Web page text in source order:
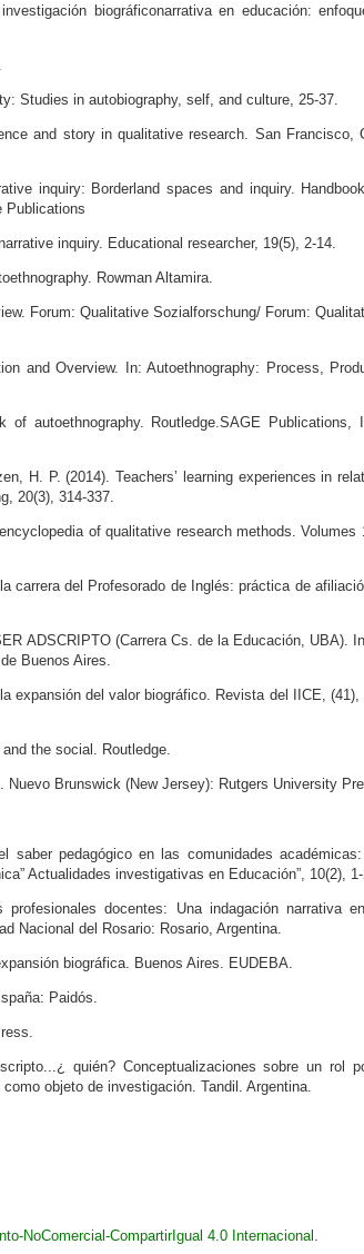
biográficonarrativa en educación:
Studies in autobiography, self, and culture, 25-37.
and story in qualitative research. San Francisco,
inquiry: Borderland spaces and inquiry.
Publications
inquiry. Educational researcher, 19(5), 2-14.
Rowman Altamira.
Forum: Qualitative Sozialforschung/ Forum:
and Overview. In: Autoethnography: Process,
autoethnography. Routledge.SAGE Publications,
H. P. (2014). Teachers’ learning experiences in
20(3), 314-337.
of qualitative research methods. Volumes
carrera del Profesorado de Inglés: práctica de
ADSCRIPTO (Carrera Cs. de la Educación, UBA).
Buenos Aires.
expansión del valor biográfico. Revista del IICE, (41),
the social. Routledge.
Brunswick (New Jersey): Rutgers University
pedagógico en las comunidades
Actualidades investigativas en Educación”, 10(2),
docentes: Una indagación narrativa
Nacional del Rosario: Rosario, Argentina.
biográfica. Buenos Aires. EUDEBA.
Paidós.
quién? Conceptualizaciones sobre un rol
objeto de investigación. Tandil. Argentina.
NoComercial-CompartirIgual 4.0 Internacional .